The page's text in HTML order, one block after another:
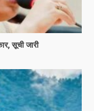
सूची जारी